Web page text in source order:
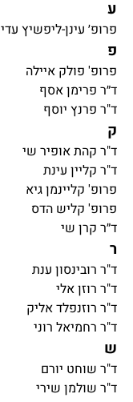
ע
פרופ׳ עינן-ליפשיץ עדי
פ
פרופ' פולק איילה
ד״ר פרימן אסף
ד"ר פרנץ יוסף
ק
ד"ר קהת אופיר שי
ד"ר קליין עינת
פרופ' קליינמן גיא
פרופ' קליש הדס
ד״ר קרן שי
ר
ד"ר רובינסון ענת
ד"ר רוזן אלי
ד"ר רוזנפלד אליק
ד"ר רחמיאל רוני
ש
ד"ר שוחט יורם
ד"ר שולמן שירי